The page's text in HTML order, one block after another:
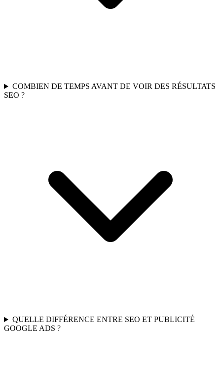
COMBIEN DE TEMPS AVANT DE VOIR DES RÉSULTATS
SEO ?
QUELLE DIFFÉRENCE ENTRE SEO ET PUBLICITÉ
GOOGLE ADS ?